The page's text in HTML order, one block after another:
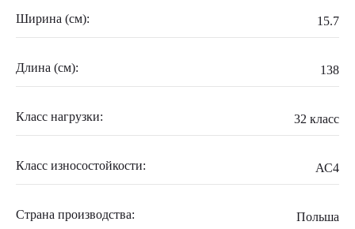
Ширина (см): 15.7
Длина (см): 138
Класс нагрузки: 32 класс
Класс износостойкости: АС4
Страна производства: Польша